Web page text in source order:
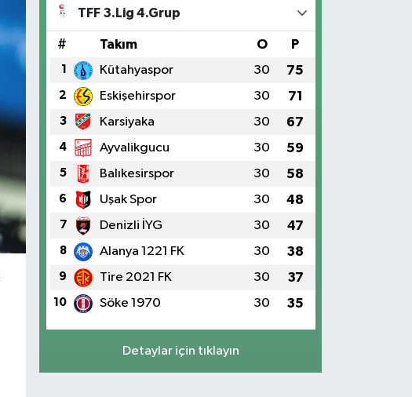
TFF 3.Lig 4.Grup
# Takım O P
1 Kütahyaspor 30 75
2 Eskişehirspor 30 71
3 Karsiyaka 30 67
4 Ayvalikgucu 30 59
5 Balıkesirspor 30 58
6 Uşak Spor 30 48
7 Denizli İYG 30 47
8 Alanya 1221 FK 30 38
9 Tire 2021 FK 30 37
10 Söke 1970 30 35
Detaylar için tıklayın